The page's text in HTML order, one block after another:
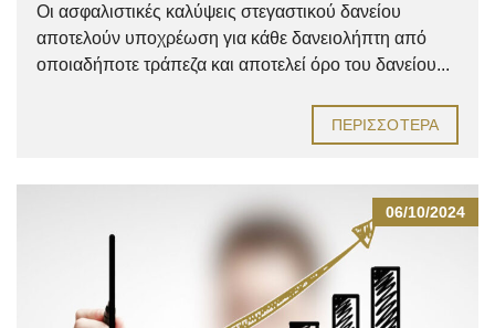
Οι ασφαλιστικές καλύψεις στεγαστικού δανείου
αποτελούν υποχρέωση για κάθε δανειολήπτη από
οποιαδήποτε τράπεζα και αποτελεί όρο του δανείου...
ΠΕΡΙΣΣΌΤΕΡΑ
06/10/2024